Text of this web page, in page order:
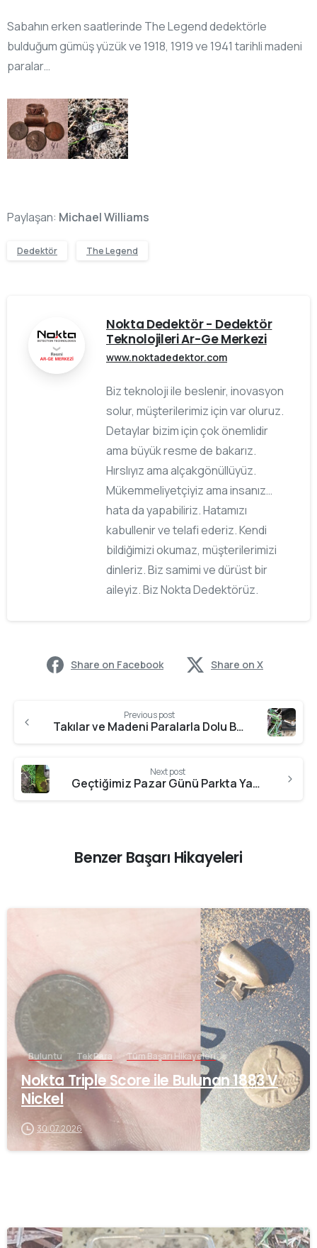
Sabahın erken saatlerinde The Legend dedektörle
bulduğum gümüş yüzük ve 1918, 1919 ve 1941 tarihli madeni
paralar…
Paylaşan: Michael Williams
Dedektör The Legend
Nokta Dedektör - Dedektör
Teknolojileri Ar-Ge Merkezi
www.noktadedektor.com
Biz teknoloji ile beslenir, inovasyon
solur, müşterilerimiz için var oluruz.
Detaylar bizim için çok önemlidir
ama büyük resme de bakarız.
Hırslıyız ama alçakgönüllüyüz.
Mükemmeliyetçiyiz ama insanız…
hata da yapabiliriz. Hatamızı
kabullenir ve telafi ederiz. Kendi
bildiğimizi okumaz, müşterilerimizi
dinleriz. Biz samimi ve dürüst bir
aileyiz. Biz Nokta Dedektörüz.
Share on Facebook Share on X
Previous post
Takılar ve Madeni Paralarla Dolu Bir Gün
Next post
Geçtiğimiz Pazar Günü Parkta Yaptığım Keyifli Av
Benzer Başarı Hikayeleri
-
Buluntu Tek Para Tüm Başarı Hikayeleri
Nokta Triple Score ile Bulunan 1883 V
Nickel
30.07.2026